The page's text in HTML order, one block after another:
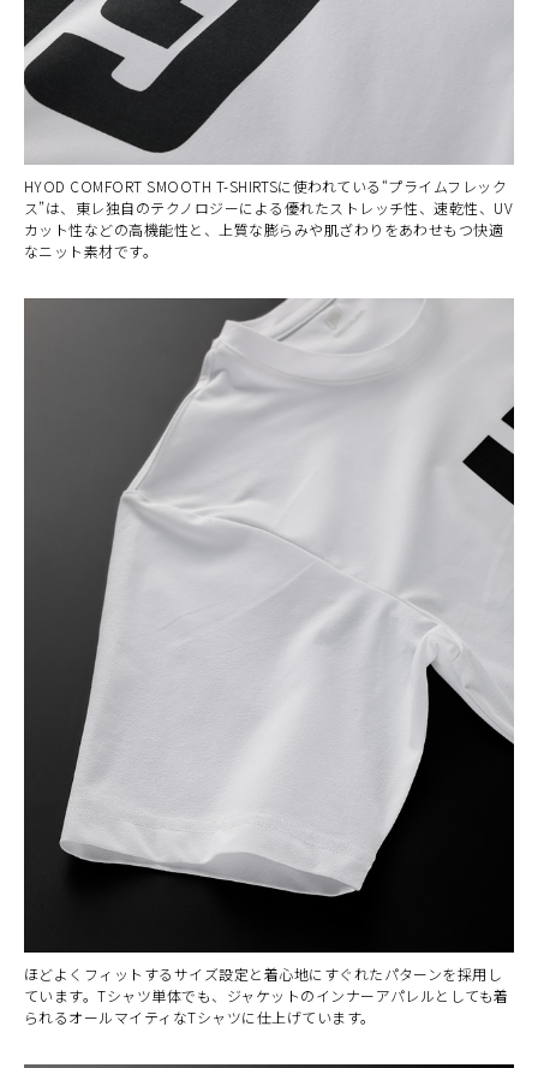
HYOD COMFORT SMOOTH T-SHIRTSに使われている“プライムフレック
ス”は、東レ独自のテクノロジーによる優れたストレッチ性、速乾性、UV
カット性などの高機能性と、上質な膨らみや肌ざわりをあわせもつ快適
なニット素材です。
ほどよくフィットするサイズ設定と着心地にすぐれたパターンを採用し
ています。Tシャツ単体でも、ジャケットのインナーアパレルとしても着
られるオールマイティなTシャツに仕上げています。
カラー・サイズ選択
BLACK
L カートに入れる